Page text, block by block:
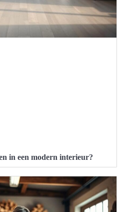
in een modern interieur?